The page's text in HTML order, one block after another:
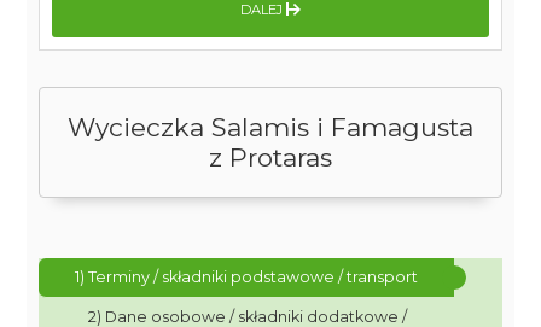
Wycieczka Salamis i Famagusta
z Protaras
1) Terminy / składniki podstawowe / transport
2) Dane osobowe / składniki dodatkowe /
DALEJ